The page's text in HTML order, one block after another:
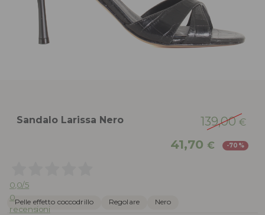
Sandalo Larissa Nero 139,00€
prezzo
41,70 € -70%
0,0/5
0
recensioni
Pelle effetto coccodrillo Regolare Nero